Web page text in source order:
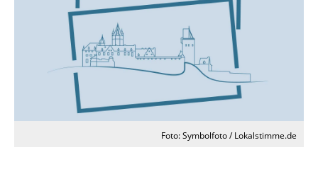
Foto: Symbolfoto / Lokalstimme.de